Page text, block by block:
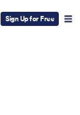
Sign Up for Free